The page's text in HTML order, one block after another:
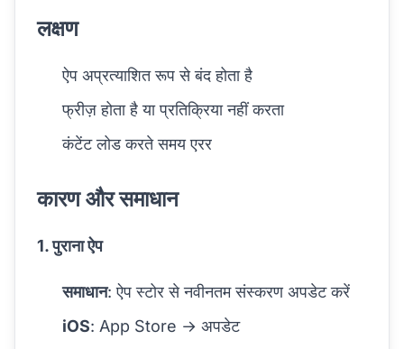
लक्षण
ऐप अप्रत्याशित रूप से बंद होता है
फ्रीज़ होता है या प्रतिक्रिया नहीं करता
कंटेंट लोड करते समय एरर
कारण और समाधान
1. पुराना ऐप
समाधान: ऐप स्टोर से नवीनतम संस्करण अपडेट करें
iOS: App Store → अपडेट